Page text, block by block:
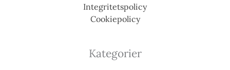
Integritetspolicy
Cookiepolicy
Kategorier